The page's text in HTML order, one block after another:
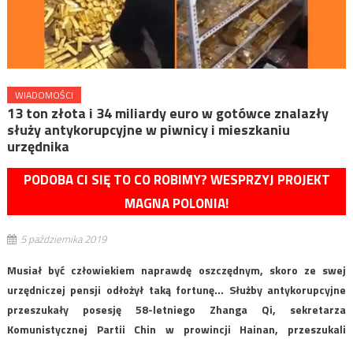
WIADOMOŚCI
13 ton złota i 34 miliardy euro w gotówce znalazły
służy antykorupcyjne w piwnicy i mieszkaniu
urzędnika
PODOBA CI SIĘ TO CO ROBIMY? WESPRZYJ PROJEKT
MAGNA POLONIA!
5 października 2019
Musiał być człowiekiem naprawdę oszczędnym, skoro ze swej
urzędniczej pensji odłożył taką fortunę… Służby antykorupcyjne
przeszukały posesję 58-letniego Zhanga Qi, sekretarza
Komunistycznej Partii Chin w prowincji Hainan, przeszukali